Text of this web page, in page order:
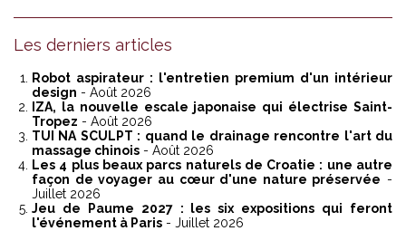
Les derniers articles
Robot aspirateur : l'entretien premium d'un intérieur
design - Août 2026
IZA, la nouvelle escale japonaise qui électrise Saint-
Tropez - Août 2026
TUI NA SCULPT : quand le drainage rencontre l'art du
massage chinois - Août 2026
Les 4 plus beaux parcs naturels de Croatie : une autre
façon de voyager au cœur d'une nature préservée -
Juillet 2026
Jeu de Paume 2027 : les six expositions qui feront
l'événement à Paris - Juillet 2026